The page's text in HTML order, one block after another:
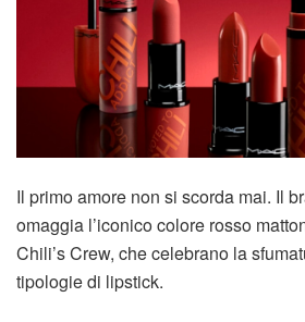
Il primo amore non si scorda mai. Il
omaggia l’iconico colore rosso
Chili’s Crew, che celebrano la
tipologie di lipstick.